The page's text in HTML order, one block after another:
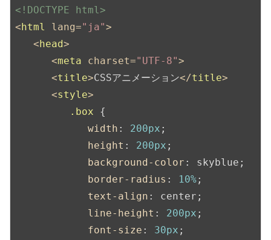
<!DOCTYPE html>
<html lang="ja">
<head>
<meta charset="UTF-8">
<title>CSSアニメーション</title>
<style>
.box {
width : 200px ;
height : 200px ;
background-color : skyblue;
border-radius : 10%;
text-align : center;
line-height : 200px ;
font-size : 30px ;